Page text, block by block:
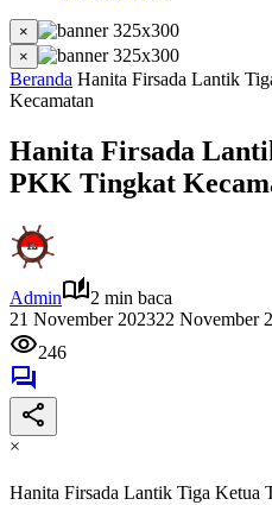
×
×
Beranda Hanita Firsada Lantik
Kecamatan
Hanita Firsada
PKK Tingkat
Admin
2 min baca
21 November 202322 November
246
×
Hanita Firsada Lantik Tiga Ketua